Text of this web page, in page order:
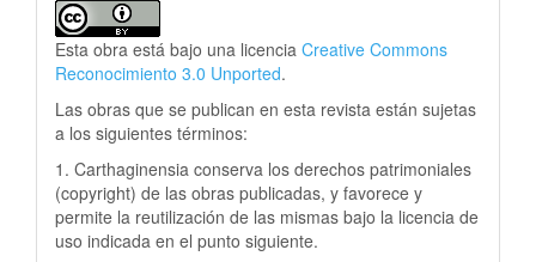
Esta obra está bajo una licencia Creative Commons
Reconocimiento 3.0 Unported.
Las obras que se publican en esta revista están sujetas
a los siguientes términos:
1. Carthaginensia conserva los derechos patrimoniales
(copyright) de las obras publicadas, y favorece y
permite la reutilización de las mismas bajo la licencia de
uso indicada en el punto siguiente.